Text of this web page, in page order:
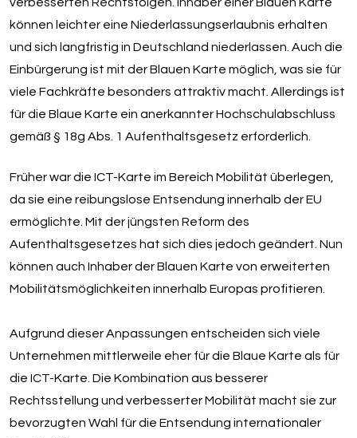
können leichter eine Niederlassungserlaubnis erhalten
und sich langfristig in Deutschland niederlassen. Auch die
Einbürgerung ist mit der Blauen Karte möglich, was sie für
viele Fachkräfte besonders attraktiv macht. Allerdings ist
für die Blaue Karte ein anerkannter Hochschulabschluss
gemäß § 18g Abs. 1 Aufenthaltsgesetz erforderlich.
Früher war die ICT-Karte im Bereich Mobilität überlegen,
da sie eine reibungslose Entsendung innerhalb der EU
ermöglichte. Mit der jüngsten Reform des
Aufenthaltsgesetzes hat sich dies jedoch geändert. Nun
können auch Inhaber der Blauen Karte von erweiterten
Mobilitätsmöglichkeiten innerhalb Europas profitieren.
Aufgrund dieser Anpassungen entscheiden sich viele
Unternehmen mittlerweile eher für die Blaue Karte als für
die ICT-Karte. Die Kombination aus besserer
Rechtsstellung und verbesserter Mobilität macht sie zur
bevorzugten Wahl für die Entsendung internationaler